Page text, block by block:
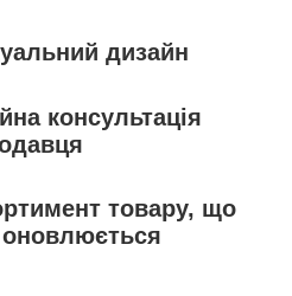
дизайн
консультація
товару, що
оновлюється